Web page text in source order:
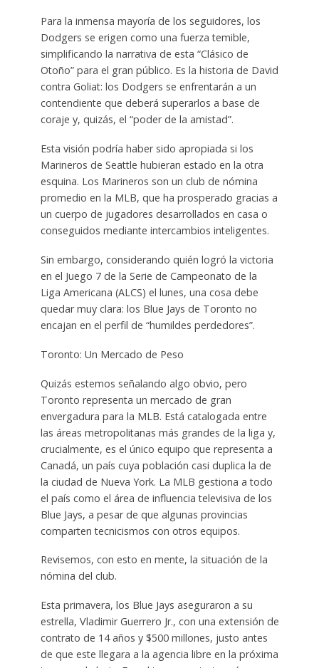
Para la inmensa mayoría de los seguidores, los
Dodgers se erigen como una fuerza temible,
simplificando la narrativa de esta “Clásico de
Otoño” para el gran público. Es la historia de David
contra Goliat: los Dodgers se enfrentarán a un
contendiente que deberá superarlos a base de
coraje y, quizás, el “poder de la amistad”.
Esta visión podría haber sido apropiada si los
Marineros de Seattle hubieran estado en la otra
esquina. Los Marineros son un club de nómina
promedio en la MLB, que ha prosperado gracias a
un cuerpo de jugadores desarrollados en casa o
conseguidos mediante intercambios inteligentes.
Sin embargo, considerando quién logró la victoria
en el Juego 7 de la Serie de Campeonato de la
Liga Americana (ALCS) el lunes, una cosa debe
quedar muy clara: los Blue Jays de Toronto no
encajan en el perfil de “humildes perdedores”.
Toronto: Un Mercado de Peso
Quizás estemos señalando algo obvio, pero
Toronto representa un mercado de gran
envergadura para la MLB. Está catalogada entre
las áreas metropolitanas más grandes de la liga y,
crucialmente, es el único equipo que representa a
Canadá, un país cuya población casi duplica la de
la ciudad de Nueva York. La MLB gestiona a todo
el país como el área de influencia televisiva de los
Blue Jays, a pesar de que algunas provincias
comparten tecnicismos con otros equipos.
Revisemos, con esto en mente, la situación de la
nómina del club.
Esta primavera, los Blue Jays aseguraron a su
estrella, Vladimir Guerrero Jr., con una extensión de
contrato de 14 años y $500 millones, justo antes
de que este llegara a la agencia libre en la próxima